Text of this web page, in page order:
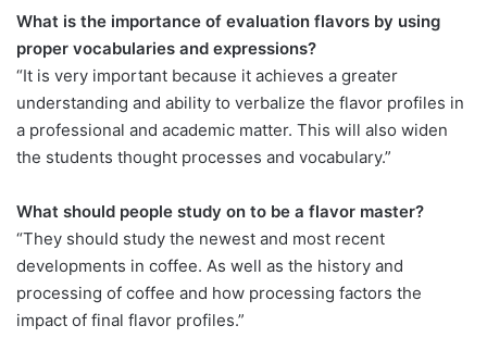
What is the importance of evaluation flavors by using
proper vocabularies and expressions?
“It is very important because it achieves a greater
understanding and ability to verbalize the flavor profiles in
a professional and academic matter. This will also widen
the students thought processes and vocabulary.”
What should people study on to be a flavor master?
“They should study the newest and most recent
developments in coffee. As well as the history and
processing of coffee and how processing factors the
impact of final flavor profiles.”